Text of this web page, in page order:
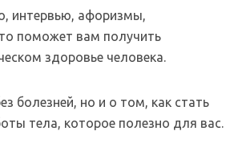
интервью, афоризмы,
поможет вам получить
здоровье человека.
болезней, но и о том, как стать
тела, которое полезно для вас.